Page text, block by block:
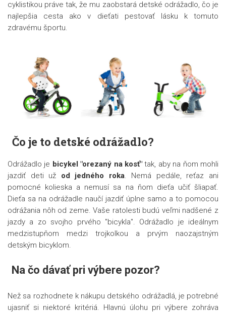
cyklistikou práve tak, že mu zaobstará detské odrážadlo, čo je
najlepšia cesta ako v dieťati pestovať lásku k tomuto
zdravému športu.
Čo je to detské odrážadlo?
Odrážadlo je bicykel "orezaný na kosť" tak, aby na ňom mohli
jazdiť deti už od jedného roka. Nemá pedále, reťaz ani
pomocné kolieska a nemusí sa na ňom dieťa učiť šliapať.
Dieťa sa na odrážadle naučí jazdiť úplne samo a to pomocou
odrážania nôh od zeme. Vaše ratolesti budú veľmi nadšené z
jazdy a zo svojho prvého "bicykla". Odrážadlo je ideálnym
medzistupňom medzi trojkolkou a prvým naozajstným
detským bicyklom.
Na čo dávať pri výbere pozor?
Než sa rozhodnete k nákupu detského odrážadlá, je potrebné
ujasniť si niektoré kritériá. Hlavnú úlohu pri výbere zohráva